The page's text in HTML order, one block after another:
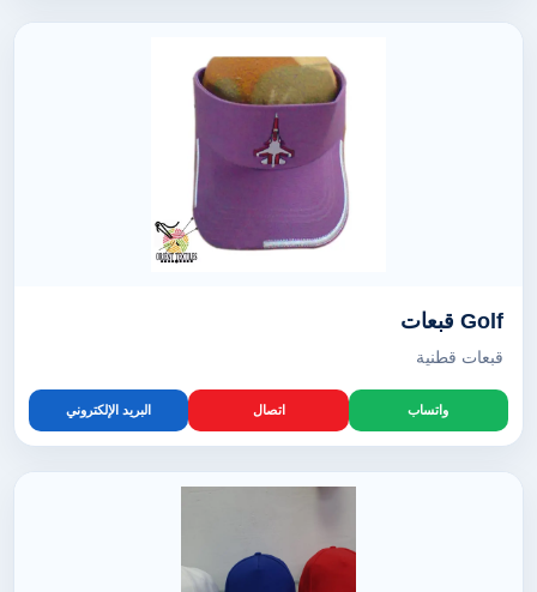
Golf قبعات
قبعات قطنية
واتساب اتصال البريد الإلكتروني